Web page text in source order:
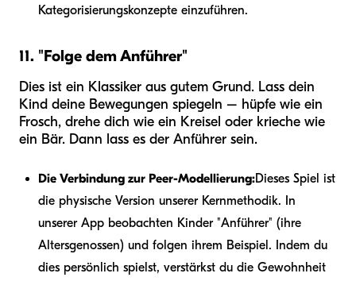
Kategorisierungskonzepte einzuführen.
11. "Folge dem Anführer"
Dies ist ein Klassiker aus gutem Grund. Lass dein
Kind deine Bewegungen spiegeln – hüpfe wie ein
Frosch, drehe dich wie ein Kreisel oder krieche wie
ein Bär. Dann lass es der Anführer sein.
Die Verbindung zur Peer-Modellierung:Dieses Spiel ist
die physische Version unserer Kernmethodik. In
unserer App beobachten Kinder "Anführer" (ihre
Altersgenossen) und folgen ihrem Beispiel. Indem du
dies persönlich spielst, verstärkst du die Gewohnheit